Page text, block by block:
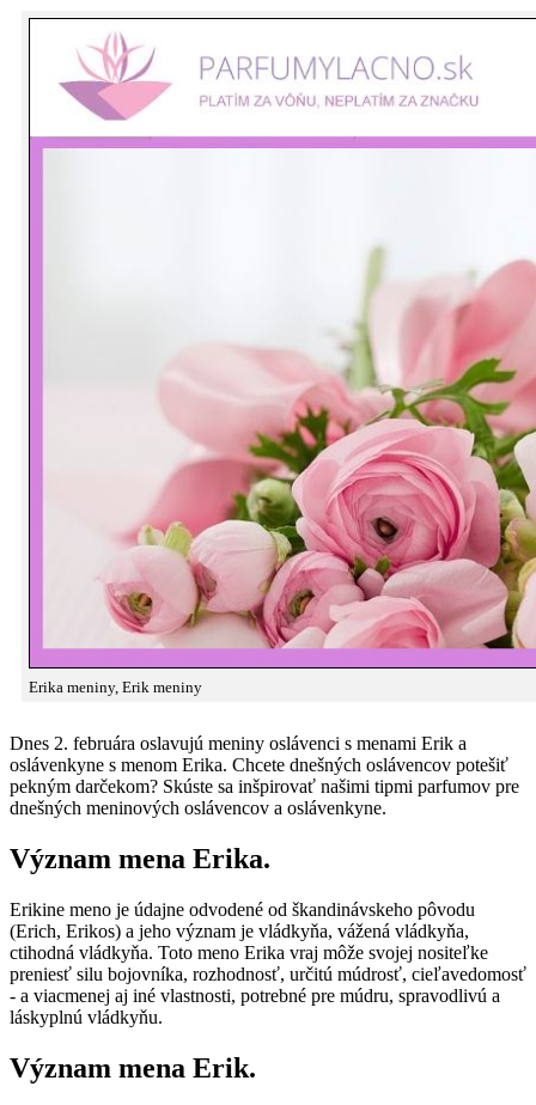
Erika meniny, Erik meniny
Dnes 2. februára oslavujú meniny oslávenci s menami Erik a
oslávenkyne s menom Erika. Chcete dnešných oslávencov potešiť
pekným darčekom? Skúste sa inšpirovať našimi tipmi parfumov pre
dnešných meninových oslávencov a oslávenkyne.
Význam mena Erika.
Erikine meno je údajne odvodené od škandinávskeho pôvodu
(Erich, Erikos) a jeho význam je vládkyňa, vážená vládkyňa,
ctihodná vládkyňa. Toto meno Erika vraj môže svojej nositeľke
preniesť silu bojovníka, rozhodnosť, určitú múdrosť, cieľavedomosť
- a viacmenej aj iné vlastnosti, potrebné pre múdru, spravodlivú a
láskyplnú vládkyňu.
Význam mena Erik.